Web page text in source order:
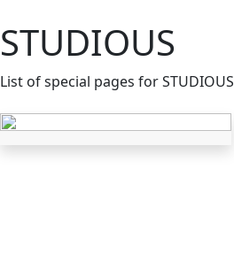
STUDIOUS
List of special pages for STUDIOUS